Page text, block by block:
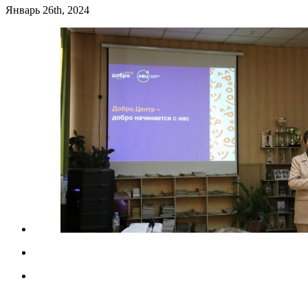
Январь 26th, 2024